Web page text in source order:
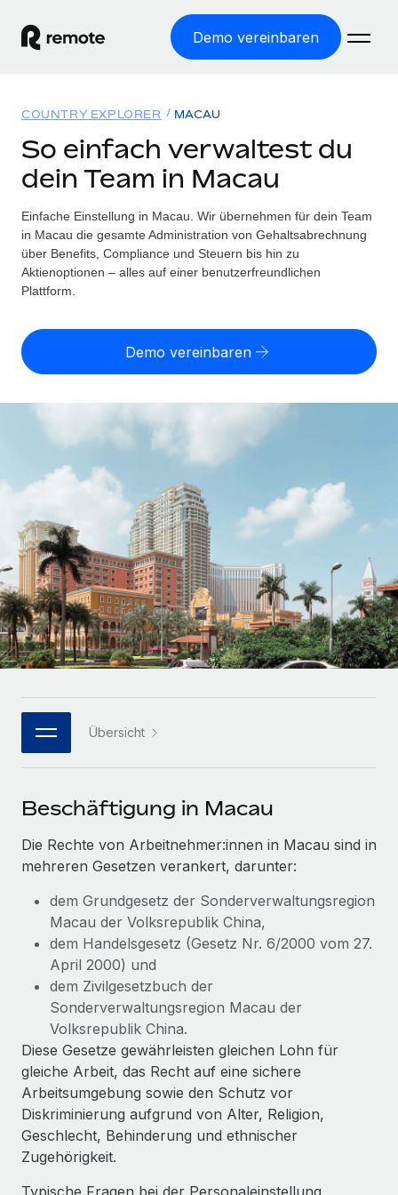
Demo vereinbaren
WELTWEITE BESCHÄFTIGUNG
Globale Payroll
Einfache, rechtssicher Payroll
Employer of Record
Weltweites Wachstum ohne Kosten für Niederlassungen
Contractor of Record
Rechtssichere, weltweite Arbeit mit Freelancer:innen
Globales Onboarding und Verwalten von
Freelancer:innen
PEO
Auslagern von komplexen HR-Aufgaben
INFRASTRUKTUR
Remote Embedded
Nahtlose Integration der HR in bestehende Abläufe
Plattform
Integrierte HR-Kernfunktionen für dein Team
MCP
Integrationen
Tools
DIENSTLEISTUNGEN
Frag unsere Expert:innen
Hilfe von Expert:innen für globale HR & Compliance
Background-Checks
Einfacheres Bewerber:innen-Screening
Compliance Watchtower
Lückenlose Compliance
Geräteverwaltung
Globale Bereitstellung und Verfolgung von IT-
Geräten
Gründung von Niederlassungen
Schnelle, rechtssichere Gründung von
Lösungen
WELTWEITE ABDECKUNG
Country Explorer
Länderspezifische Unterstützung bei der Einstellung
Einfache Einstellung in allen US-Bundesstaaten
WACHSTUMSPHASE
Startups
Agile HR- und Payroll-Lösungen für wachsende
Unternehmen
Mittelstand
Maßgeschneiderte HR-Lösungen, um Teams zu
vergrößern
Enterprise
Globale HR für Konzerne und Großunternehmen
PARTNER WERDEN
Flexible Einbettung von Global-HR-Funktionen in deine
Partner werden
Entdecke die Möglichkeiten einer Partnerschaft
Beratung zu Integrationen und KI-Automatisierung
FALLSTUDIEN
So hat der KI-Vorreiter Weaviate sein Team mit
Remote um 120 % vergrößert
Weaviate auf einen Blick Weaviate entwickelt KI-basierte
Open-Source-Infrastrukturen. Das...
Mehr erfahren
Strategische Partnerschaft zwischen
Reverse Tech und Remote für Contractor
Ressourcen
TOOLS UND RECHNER
Scheinselbstständigkeitsrisiko berechnen
Personalkostenrechner
Gesamtbeschäftigungskosten
Honorarzahlungen berechnen
Informationen zu möglichen Währungen und
Abwicklungsfristen für globale Freelancer:innen
LERNEN MIT REMOTE
Forschung und Leitfäden
Fallstudien
HR-Glossar
Bibliothek für Stellenbeschreibungen
Webinare
Events
Newsroom
Informationen zu Gehältern und Qualifikationen
Insights Center
Hol dir Unterstützung
Alle Ressourcen anzeigen
BLOG
Globale Payroll
EOR und PEO
Contractor Management
Preise
Français
Deutsch
Español
Italiano
Português (Portugal)
한국어
COUNTRY EXPLORER MACAU
So einfach verwaltest du
dein Team in Macau
Einfache Einstellung in Macau. Wir übernehmen für dein Team
in Macau die gesamte Administration von Gehaltsabrechnung
über Benefits, Compliance und Steuern bis hin zu
Aktienoptionen – alles auf einer benutzerfreundlichen
Plattform.
Demo vereinbaren
Übersicht
Beschäftigung in Macau
Die Rechte von Arbeitnehmer:innen in Macau sind in
mehreren Gesetzen verankert, darunter:
dem Grundgesetz der Sonderverwaltungsregion
Macau der Volksrepublik China,
dem Handelsgesetz (Gesetz Nr. 6/2000 vom 27.
April 2000) und
dem Zivilgesetzbuch der
Sonderverwaltungsregion Macau der
Volksrepublik China.
Diese Gesetze gewährleisten gleichen Lohn für
gleiche Arbeit, das Recht auf eine sichere
Arbeitsumgebung sowie den Schutz vor
Diskriminierung aufgrund von Alter, Religion,
Geschlecht, Behinderung und ethnischer
Zugehörigkeit.
Typische Fragen bei der Personaleinstellung